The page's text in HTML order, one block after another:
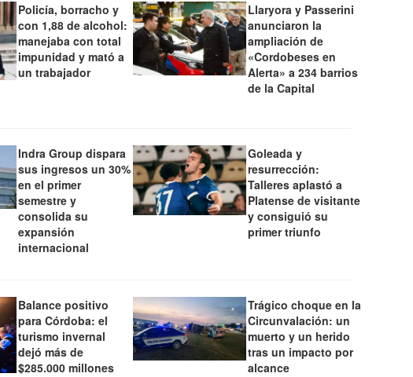
Policía, borracho y
con 1,88 de alcohol:
manejaba con total
impunidad y mató a
un trabajador
Llaryora y Passerini
anunciaron la
ampliación de
«Cordobeses en
Alerta» a 234 barrios
de la Capital
Indra Group dispara
sus ingresos un 30%
en el primer
semestre y
consolida su
expansión
internacional
Goleada y
resurrección:
Talleres aplastó a
Platense de visitante
y consiguió su
primer triunfo
Balance positivo
para Córdoba: el
turismo invernal
dejó más de
$285.000 millones
Trágico choque en la
Circunvalación: un
muerto y un herido
tras un impacto por
alcance